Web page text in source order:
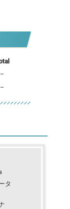
–
–
タ